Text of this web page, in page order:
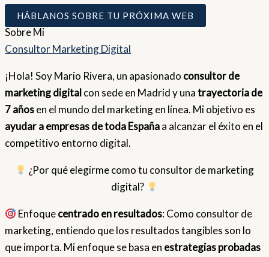
HÁBLANOS SOBRE TU PRÓXIMA WEB
SobreMi
Consultor Marketing Digital
¡Hola! Soy Mario Rivera, un apasionado consultor de
marketing digital con sede en Madrid y unatrayectoria de
7 añosen el mundo del marketing en línea. Mi objetivo es
ayudar a empresas de toda Españaa alcanzar el éxito en el
competitivo entorno digital.
¿Por qué elegirme como tu consultor de marketing
digital?
Enfoquecentrado en resultados: Como consultor de
marketing, entiendo que los resultados tangibles son lo
que importa. Mi enfoque se basa en estrategias probadas